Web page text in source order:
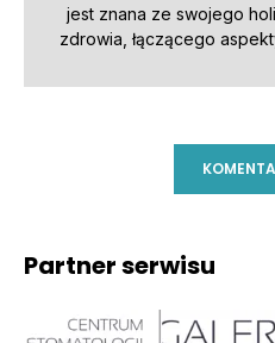
jest znana ze swojego
zdrowia, łączącego
Partner serwisu